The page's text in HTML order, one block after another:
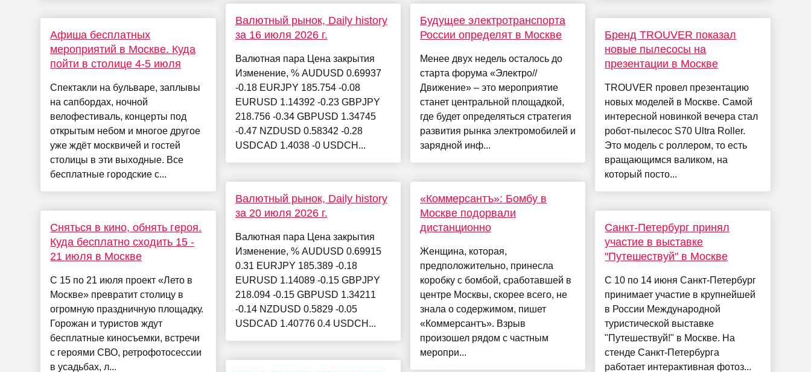
Афиша бесплатных
мероприятий в Москве. Куда
пойти в столице 4-5 июля
Спектакли на бульваре, заплывы
на сапбордах, ночной
велофестиваль, концерты под
открытым небом и многое другое
уже ждёт москвичей и гостей
столицы в эти выходные. Все
бесплатные городские с...
Сняться в кино, обнять героя.
Куда бесплатно сходить 15 -
21 июля в Москве
С 15 по 21 июля проект «Лето в
Москве» превратит столицу в
огромную праздничную площадку.
Горожан и туристов ждут
бесплатные киносъемки, встречи
с героями СВО, ретрофотосессии
в усадьбах, л...
Валютный рынок, Daily history
за 16 июля 2026 г.
Валютная пара Цена закрытия
Изменение, % AUDUSD 0.69937
-0.18 EURJPY 185.754 -0.08
EURUSD 1.14392 -0.23 GBPJPY
218.756 -0.34 GBPUSD 1.34745
-0.47 NZDUSD 0.58342 -0.28
USDCAD 1.4038 -0 USDCH...
Валютный рынок, Daily history
за 20 июля 2026 г.
Валютная пара Цена закрытия
Изменение, % AUDUSD 0.69915
0.31 EURJPY 185.389 -0.18
EURUSD 1.14089 -0.15 GBPJPY
218.094 -0.15 GBPUSD 1.34211
-0.14 NZDUSD 0.5829 -0.05
USDCAD 1.40776 0.4 USDCH...
Будущее электротранспорта
России определят в Москве
Менее двух недель осталось до
старта форума «Электро//
Движение» – это мероприятие
станет центральной площадкой,
где будет определяться стратегия
развития рынка электромобилей и
зарядной инф...
«Коммерсантъ»: Бомбу в
Москве подорвали
дистанционно
Женщина, которая,
предположительно, принесла
коробку с бомбой, сработавшей в
центре Москвы, скорее всего, не
знала о содержимом, пишет
«Коммерсантъ». Взрыв
произошел рядом с частным
меропри...
Бренд TROUVER показал
новые пылесосы на
презентации в Москве
TROUVER провел презентацию
новых моделей в Москве. Самой
интересной новинкой вечера стал
робот-пылесос S70 Ultra Roller.
Это модель с роллером, то есть
вращающимся валиком, на
который посто...
Санкт-Петербург принял
участие в выставке
"Путешествуй" в Москве
С 10 по 14 июня Санкт-Петербург
принимает участие в крупнейшей
в России Международной
туристической выставке
"Путешествуй!" в Москве. На
стенде Санкт-Петербурга
работает интерактивная фотоз...